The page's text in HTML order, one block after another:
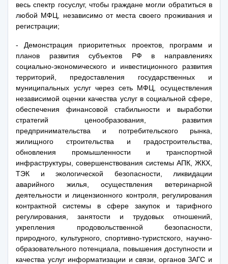
весь спектр госуслуг, чтобы граждане могли обратиться в
любой МФЦ, независимо от места своего проживания и
регистрации;
- Демонстрация приоритетных проектов, программ и
планов развития субъектов РФ в направлениях
социально-экономического и инвестиционного развития
территорий, предоставления государственных и
муниципальных услуг через сеть МФЦ, осуществления
независимой оценки качества услуг в социальной сфере,
обеспечения финансовой стабильности и выработки
стратегий ценообразования, развития
предпринимательства и потребительского рынка,
жилищного строительства и градостроительства,
обновления промышленности и транспортной
инфраструктуры, совершенствования системы АПК, ЖКХ,
ТЭК и экологической безопасности, ликвидации
аварийного жилья, осуществления ветеринарной
деятельности и лицензионного контроля, регулирования
контрактной системы в сфере закупок и тарифного
регулирования, занятости и трудовых отношений,
укрепления продовольственной безопасности,
природного, культурного, спортивно-туристского, научно-
образовательного потенциала, повышения доступности и
качества услуг информатизации и связи, органов ЗАГС и